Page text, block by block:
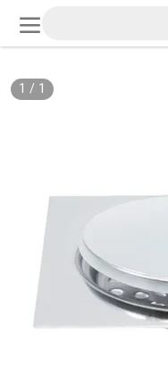
1
/
1